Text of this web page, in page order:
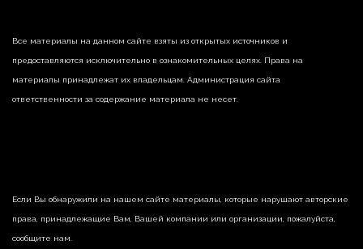
Все материалы на данном сайте взяты из открытых источников и
предоставляются исключительно в ознакомительных целях. Права на
материалы принадлежат их владельцам. Администрация сайта
ответственности за содержание материала не несет.
Если Вы обнаружили на нашем сайте материалы, которые нарушают авторские
права, принадлежащие Вам, Вашей компании или организации, пожалуйста,
сообщите нам.